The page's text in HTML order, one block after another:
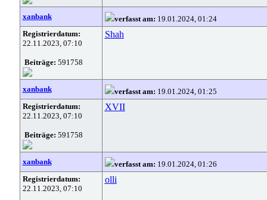
xanbank verfasst am: 19.01.2024, 01:24
Registrierdatum:
22.11.2023, 07:10
Beiträge: 591758
Shah
xanbank verfasst am: 19.01.2024, 01:25
Registrierdatum:
22.11.2023, 07:10
Beiträge: 591758
XVII
xanbank verfasst am: 19.01.2024, 01:26
Registrierdatum:
22.11.2023, 07:10
olli